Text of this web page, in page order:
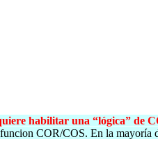
habilitar una “lógica” de
COR/COS. En la mayoría